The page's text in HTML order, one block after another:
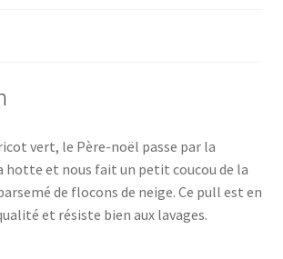
vert, le Père-noël passe par la
hotte et nous fait un petit coucou de la
de flocons de neige. Ce pull est en
et résiste bien aux lavages.